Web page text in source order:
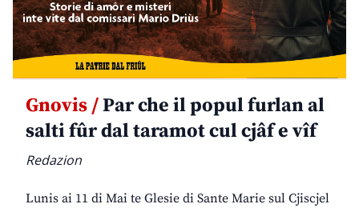
Gnovis /Par che il popul furlan al
salti fûr dal taramot cul cjâf e vîf
Redazion
Lunis ai 11 di Mai te Glesie di Sante Marie sul Cjiscjel